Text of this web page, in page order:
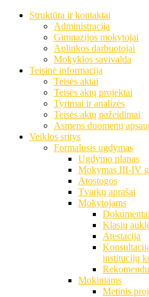
Struktūra ir kontaktai
Administracija
Gimnazijos mokytojai
Aplinkos darbuotojai
Mokyklos savivalda
Teisinė informacija
Teisės aktai
Teisės aktų projektai
Tyrimai ir analizės
Teisės aktų pažeidimai
Asmens duomenų
Veiklos sritys
Formalusis ugdymas
Ugdymo planas
Mokymas III-IV
Atostogos
Tvarkų aprašai
Mokytojams
Klasių
Atestacija
institucijų
Mokiniams
Metinis